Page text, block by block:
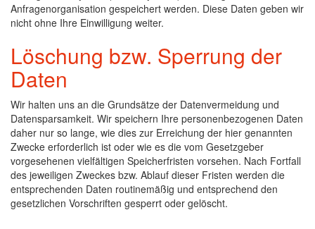
Anfragenorganisation gespeichert werden. Diese Daten geben wir
nicht ohne Ihre Einwilligung weiter.
Löschung bzw. Sperrung der
Daten
Wir halten uns an die Grundsätze der Datenvermeidung und
Datensparsamkeit. Wir speichern Ihre personenbezogenen Daten
daher nur so lange, wie dies zur Erreichung der hier genannten
Zwecke erforderlich ist oder wie es die vom Gesetzgeber
vorgesehenen vielfältigen Speicherfristen vorsehen. Nach Fortfall
des jeweiligen Zweckes bzw. Ablauf dieser Fristen werden die
entsprechenden Daten routinemäßig und entsprechend den
gesetzlichen Vorschriften gesperrt oder gelöscht.